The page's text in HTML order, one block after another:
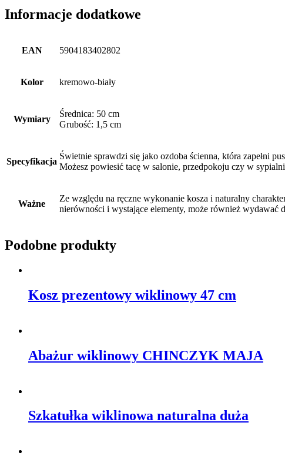
Informacje dodatkowe
EAN 5904183402802
Kolor kremowo-biały
Wymiary
Średnica: 50 cm
Grubość: 1,5 cm
Specyfikacja
Świetnie sprawdzi się jako ozdoba ścienna, która zapełni
Możesz powiesić tacę w salonie, przedpokoju czy w sypialni
Ważne
Ze względu na ręczne wykonanie kosza i naturalny
nierówności i wystające elementy, może również wydawać
Podobne produkty
Kosz prezentowy wiklinowy 47 cm
Abażur wiklinowy CHINCZYK MAJA
Szkatułka wiklinowa naturalna duża